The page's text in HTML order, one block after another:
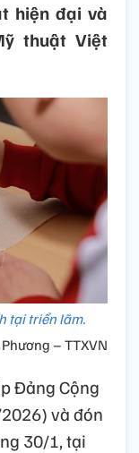
hiện đại và
thuật Việt
tại triển lãm.
– TTXVN
Đảng Cộng
và đón
30/1, tại